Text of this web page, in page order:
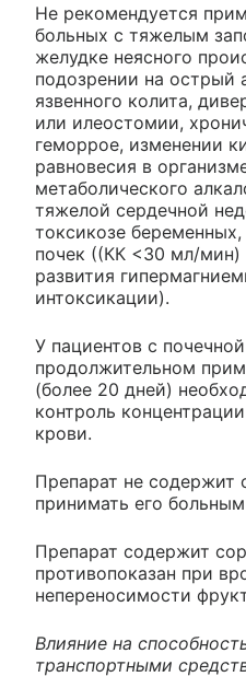
Не рекомендуется
больных с тяжелым
желудке неясного
подозрении на острый
язвенного колита,
или илеостомии,
геморрое, изменении
равновесия в
метаболического
тяжелой сердечной
токсикозе
почек ((КК <30 мл/мин)
развития
интоксикации).
У пациентов с
продолжительном
(более 20 дней)
контроль
крови.
Препарат не содержит
принимать его
Препарат содержит
противопоказан при
непереносимости
Влияние на
транспортными